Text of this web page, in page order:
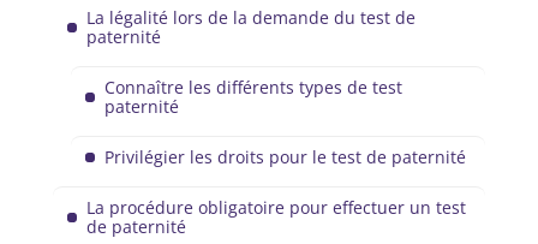
La légalité lors de la demande du test de
paternité
Connaître les différents types de test
paternité
Privilégier les droits pour le test de paternité
La procédure obligatoire pour effectuer un test
de paternité